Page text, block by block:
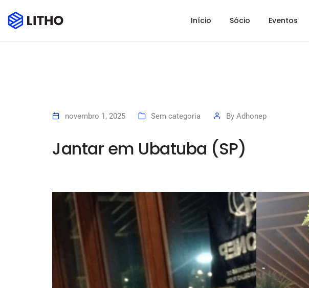
Início Sócio Eventos
novembro 1, 2025 Sem categoria By Adhonep
Jantar em Ubatuba (SP)